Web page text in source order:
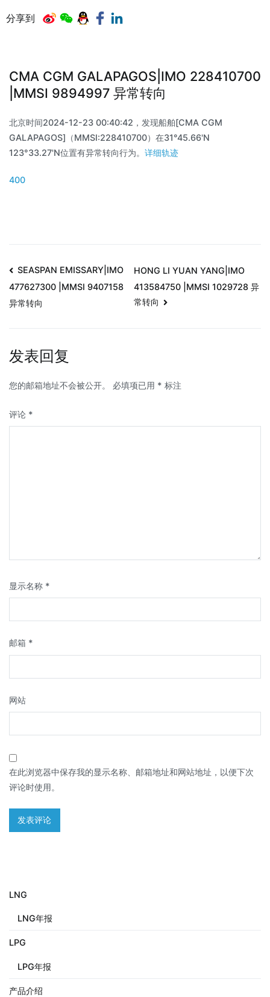
分享到
CMA CGM GALAPAGOS|IMO 228410700
|MMSI 9894997 异常转向
北京时间2024-12-23 00:40:42，发现船舶[CMA CGM
GALAPAGOS]（MMSI:228410700）在31°45.66'N
123°33.27'N位置有异常转向行为。 详细轨迹
400
SEASPAN EMISSARY|IMO
477627300 |MMSI 9407158
异常转向
HONG LI YUAN YANG|IMO
413584750 |MMSI 1029728 异
常转向
发表回复
您的邮箱地址不会被公开。 必填项已用 * 标注
评论 *
显示名称 *
邮箱 *
网站
在此浏览器中保存我的显示名称、邮箱地址和网站地址，以便下次
评论时使用。
LNG
LNG年报
LPG
LPG年报
产品介绍